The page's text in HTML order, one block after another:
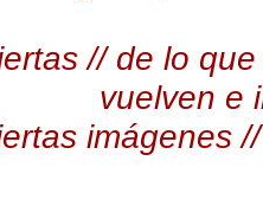
// de lo
vuelven e
imágenes